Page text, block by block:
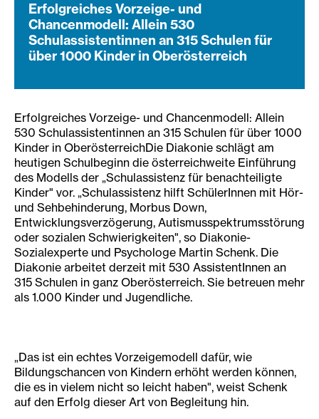
Erfolgreiches Vorzeige- und
Chancenmodell: Allein 530
Schulassistentinnen an 315 Schulen für
über 1000 Kinder in Oberösterreich
Erfolgreiches Vorzeige- und Chancenmodell: Allein
530 Schulassistentinnen an 315 Schulen für über 1000
Kinder in OberösterreichDie Diakonie schlägt am
heutigen Schulbeginn die österreichweite Einführung
des Modells der „Schulassistenz für benachteiligte
Kinder" vor. „Schulassistenz hilft SchülerInnen mit Hör-
und Sehbehinderung, Morbus Down,
Entwicklungsverzögerung, Autismusspektrumsstörung
oder sozialen Schwierigkeiten", so Diakonie-
Sozialexperte und Psychologe Martin Schenk. Die
Diakonie arbeitet derzeit mit 530 AssistentInnen an
315 Schulen in ganz Oberösterreich. Sie betreuen mehr
als 1.000 Kinder und Jugendliche.
„Das ist ein echtes Vorzeigemodell dafür, wie
Bildungschancen von Kindern erhöht werden können,
die es in vielem nicht so leicht haben", weist Schenk
auf den Erfolg dieser Art von Begleitung hin.